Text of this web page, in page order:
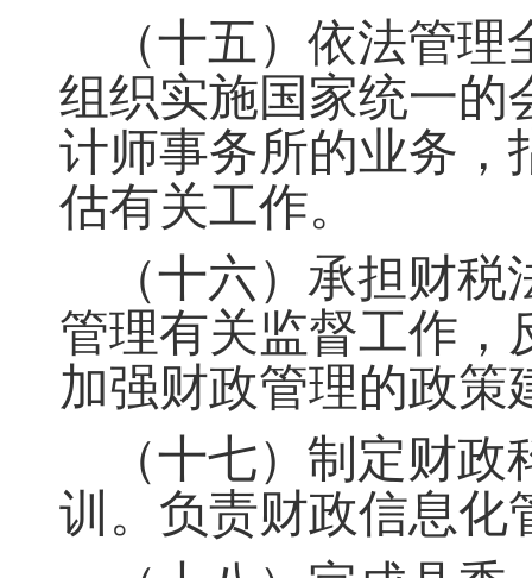
（十五）依法管
组织实施国家统一的
计师事务所的业务，
估有关工作。
（十六）承担财
管理有关监督工作 ，
加强财政管理的政策
（十七）制定财
训。负责财政信息化